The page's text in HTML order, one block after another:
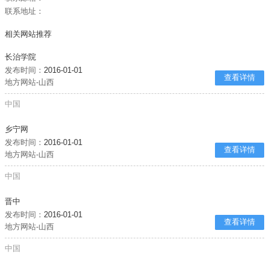
联系地址：
相关网站推荐
长治学院
发布时间：2016-01-01
地方网站-山西
查看详情
中国
乡宁网
发布时间：2016-01-01
地方网站-山西
查看详情
中国
晋中
发布时间：2016-01-01
地方网站-山西
查看详情
中国